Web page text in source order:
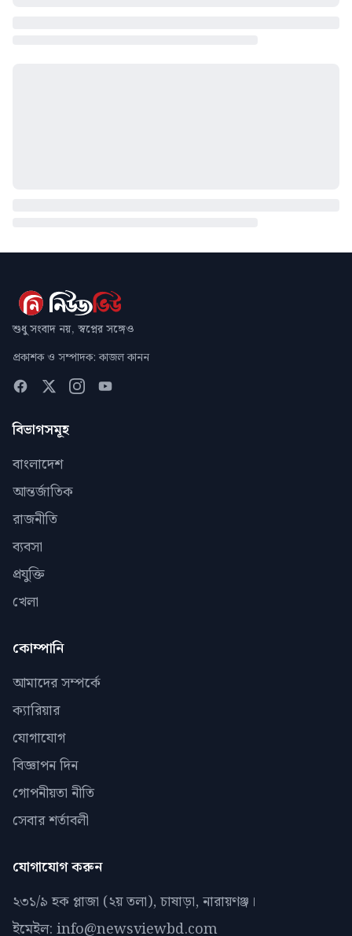
শুধু সংবাদ নয়, স্বপ্নের সঙ্গেও
প্রকাশক ও সম্পাদক: কাজল কানন
বিভাগসমূহ
বাংলাদেশ
আন্তর্জাতিক
রাজনীতি
ব্যবসা
প্রযুক্তি
খেলা
কোম্পানি
আমাদের সম্পর্কে
ক্যারিয়ার
যোগাযোগ
বিজ্ঞাপন দিন
গোপনীয়তা নীতি
সেবার শর্তাবলী
যোগাযোগ করুন
২৩১/৯ হক প্লাজা (২য় তলা), চাষাড়া, নারায়ণঞ্জ।
ইমেইল: info@newsviewbd.com